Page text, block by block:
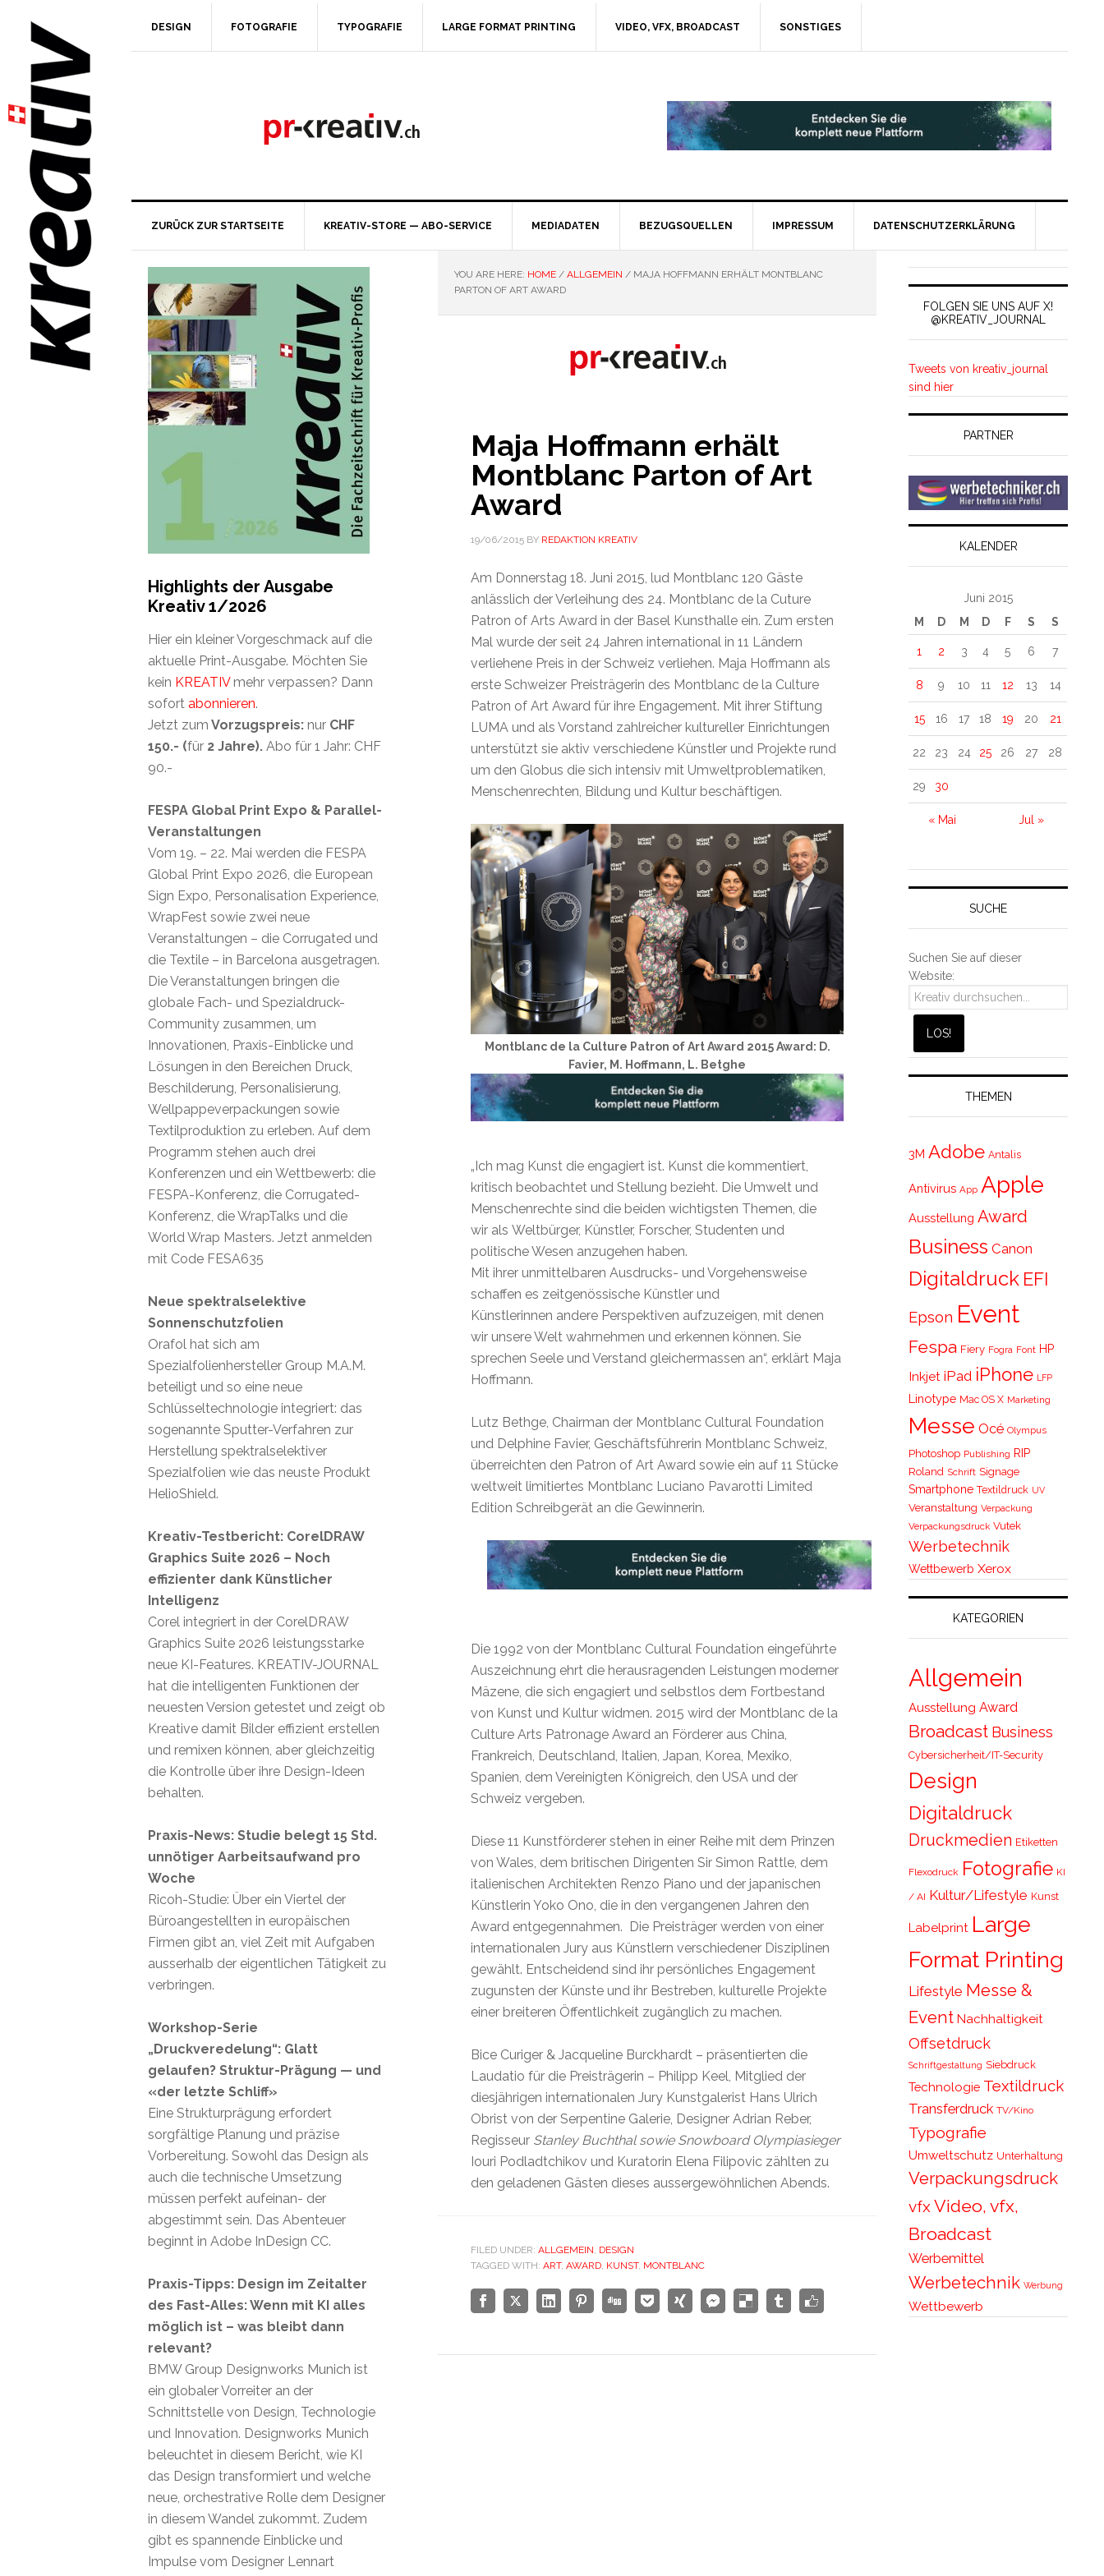
DESIGN FOTOGRAFIE TYPOGRAFIE LARGE FORMAT PRINTING VIDEO, VFX, BROADCAST SONSTIGES
ZURÜCK ZUR STARTSEITE KREATIV-STORE — ABO-SERVICE MEDIADATEN BEZUGSQUELLEN IMPRESSUM DATENSCHUTZERKLÄRUNG
YOU ARE HERE: HOME / ALLGEMEIN /MAJA HOFFMANN ERHÄLT MONTBLANC
PARTON OF ART AWARD
Maja Hoffmann erhält
Montblanc Parton of Art
Award
19/06/2015BY REDAKTION KREATIV
Am Donnerstag 18. Juni 2015, lud Montblanc 120 Gäste
anlässlich der Verleihung des 24. Montblanc de la Cuture
Patron of Arts Award in der Basel Kunsthalle ein. Zum ersten
Mal wurde der seit 24 Jahren international in 11 Ländern
verliehene Preis in der Schweiz verliehen. Maja Hoffmann als
erste Schweizer Preisträgerin des Montblanc de la Culture
Patron of Art Award für ihre Engagement. Mit ihrer Stiftung
LUMA und als Vorstand zahlreicher kultureller Einrichtungen
unterstützt sie aktiv verschiedene Künstler und Projekte rund
um den Globus die sich intensiv mit Umweltproblematiken,
Menschenrechten, Bildung und Kultur beschäftigen.
Montblanc de la Culture Patron of Art Award 2015 Award: D.
Favier, M. Hoffmann, L. Betghe
„Ich mag Kunst die engagiert ist. Kunst die kommentiert,
kritisch beobachtet und Stellung bezieht. Die Umwelt und
Menschenrechte sind die beiden wichtigsten Themen, die
wir als Weltbürger, Künstler, Forscher, Studenten und
politische Wesen anzugehen haben.
Mit ihrer unmittelbaren Ausdrucks- und Vorgehensweise
schaffen es zeitgenössische Künstler und
Künstlerinnen andere Perspektiven aufzuzeigen, mit denen
wir unsere Welt wahrnehmen und erkennen können. Sie
sprechen Seele und Verstand gleichermassen an“, erklärt Maja
Hoffmann.
Lutz Bethge, Chairman der Montblanc Cultural Foundation
und Delphine Favier, Geschäftsführerin Montblanc Schweiz,
überreichten den Patron of Art Award sowie ein auf 11 Stücke
weltweit limitiertes Montblanc Luciano Pavarotti Limited
Edition Schreibgerät an die Gewinnerin.
Die 1992 von der Montblanc Cultural Foundation eingeführte
Auszeichnung ehrt die herausragenden Leistungen moderner
Mäzene, die sich engagiert und selbstlos dem Fortbestand
von Kunst und Kultur widmen. 2015 wird der Montblanc de la
Culture Arts Patronage Award an Förderer aus China,
Frankreich, Deutschland, Italien, Japan, Korea, Mexiko,
Spanien, dem Vereinigten Königreich, den USA und der
Schweiz vergeben.
Diese 11 Kunstförderer stehen in einer Reihe mit dem Prinzen
von Wales, dem britischen Dirigenten Sir Simon Rattle, dem
italienischen Architekten Renzo Piano und der japanischen
Künstlerin Yoko Ono, die in den vergangenen Jahren den
Award entgegennahmen. Die Preisträger werden von einer
internationalen Jury aus Künstlern verschiedener Disziplinen
gewählt. Entscheidend sind ihr persönliches Engagement
zugunsten der Künste und ihr Bestreben, kulturelle Projekte
einer breiteren Öffentlichkeit zugänglich zu machen.
Bice Curiger & Jacqueline Burckhardt – präsentierten die
Laudatio für die Preisträgerin – Philipp Keel, Mitglied der
diesjährigen internationalen Jury Kunstgalerist Hans Ulrich
Obrist von der Serpentine Galerie, Designer Adrian Reber,
Regisseur Stanley Buchthal sowie Snowboard Olympiasieger
Iouri Podladtchikov und Kuratorin Elena Filipovic zählten zu
den geladenen Gästen dieses aussergewöhnlichen Abends.
FILED UNDER: ALLGEMEIN, DESIGN
TAGGED WITH: ART, AWARD, KUNST, MONTBLANC
FOLGEN SIE UNS AUF X!
@KREATIV_JOURNAL
Tweets von kreativ_journal
sind hier
PARTNER
KALENDER
Juni 2015
M
D M D F S S
« Mai Jul »
1 2 3 4 5 6 7
8 9 10 11 12 13 14
15 16 17 18 19 20 21
22 23 24 25 26 27 28
29 30
SUCHE
Suchen Sie auf dieser
Website:
THEMEN
3M Adobe Antalis
Antivirus App Apple
Ausstellung Award
Business Canon
Digitaldruck EFI
Epson Event
Fespa Fiery Fogra Font HP
Inkjet iPad iPhone LFP
Linotype Mac OS X Marketing
Messe Océ Olympus
Photoshop Publishing RIP
Roland Schrift Signage
Smartphone Textildruck UV
Veranstaltung Verpackung
Verpackungsdruck Vutek
Werbetechnik
Wettbewerb Xerox
KATEGORIEN
Allgemein
Ausstellung Award
Broadcast Business
Cybersicherheit/IT-Security
Design
Digitaldruck
Druckmedien Etiketten
Flexodruck Fotografie KI
/ AI Kultur/Lifestyle Kunst
Labelprint Large
Format Printing
Lifestyle Messe &
Event Nachhaltigkeit
Offsetdruck
Schriftgestaltung Siebdruck
Technologie Textildruck
Transferdruck TV/Kino
Typografie
Umweltschutz Unterhaltung
Verpackungsdruck
vfxVideo, vfx,
Broadcast
Werbemittel
Werbetechnik Werbung
Wettbewerb
Highlights der Ausgabe
Kreativ 1/2026
Hier ein kleiner Vorgeschmack auf die
aktuelle Print-Ausgabe. Möchten Sie
kein KREATIVmehr verpassen? Dann
sofort abonnieren.
Jetzt zum Vorzugspreis: nur CHF
150.- (für 2 Jahre). Abo für 1 Jahr: CHF
90.-
FESPA Global Print Expo & Parallel-
Veranstaltungen
Vom 19. – 22. Mai werden die FESPA
Global Print Expo 2026, die European
Sign Expo, Personalisation Experience,
WrapFest sowie zwei neue
Veranstaltungen – die Corrugated und
die Textile – in Barcelona ausgetragen.
Die Veranstaltungen bringen die
globale Fach- und Spezialdruck-
Community zusammen, um
Innovationen, Praxis-Einblicke und
Lösungen in den Bereichen Druck,
Beschilderung, Personalisierung,
Wellpappeverpackungen sowie
Textilproduktion zu erleben. Auf dem
Programm stehen auch drei
Konferenzen und ein Wettbewerb: die
FESPA-Konferenz, die Corrugated-
Konferenz, die WrapTalks und die
World Wrap Masters. Jetzt anmelden
mit Code FESA635
Neue spektralselektive
Sonnenschutzfolien
Orafol hat sich am
Spezialfolienhersteller Group M.A.M.
beteiligt und so eine neue
Schlüsseltechnologie integriert: das
sogenannte Sputter-Verfahren zur
Herstellung spektralselektiver
Spezialfolien wie das neuste Produkt
HelioShield.
Kreativ-Testbericht: CorelDRAW
Graphics Suite 2026 – Noch
effizienter dank Künstlicher
Intelligenz
Corel integriert in der CorelDRAW
Graphics Suite 2026 leistungsstarke
neue KI-Features. KREATIV-JOURNAL
hat die intelligenten Funktionen der
neuesten Version getestet und zeigt ob
Kreative damit Bilder effizient erstellen
und remixen können, aber gleichzeitig
die Kontrolle über ihre Design-Ideen
behalten.
Praxis-News: Studie belegt 15 Std.
unnötiger Aarbeitsaufwand pro
Woche
Ricoh-Studie: Über ein Viertel der
Büroangestellten in europäischen
Firmen gibt an, viel Zeit mit Aufgaben
ausserhalb der eigentlichen Tätigkeit zu
verbringen.
Workshop-Serie
„Druckveredelung“: Glatt
gelaufen? Struktur-Prägung — und
«der letzte Schliff»
Eine Strukturprägung erfordert
sorgfältige Planung und präzise
Vorbereitung. Sowohl das Design als
auch die technische Umsetzung
müssen perfekt aufeinan- der
abgestimmt sein. Das Abenteuer
beginnt in Adobe InDesign CC.
Praxis-Tipps: Design im Zeitalter
des Fast-Alles: Wenn mit KI alles
möglich ist – was bleibt dann
relevant?
BMW Group Designworks Munich ist
ein globaler Vorreiter an der
Schnittstelle von Design, Technologie
und Innovation. Designworks Munich
beleuchtet in diesem Bericht, wie KI
das Design transformiert und welche
neue, orchestrative Rolle dem Designer
in diesem Wandel zukommt. Zudem
gibt es spannende Einblicke und
Impulse vom Designer Lennart